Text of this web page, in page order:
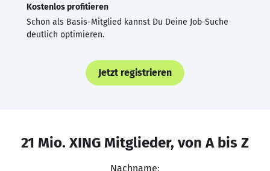
Kostenlos profitieren
Schon als Basis-Mitglied kannst Du Deine Job-Suche
deutlich optimieren.
Jetzt registrieren
21 Mio. XING Mitglieder, von A bis Z
Nachname: